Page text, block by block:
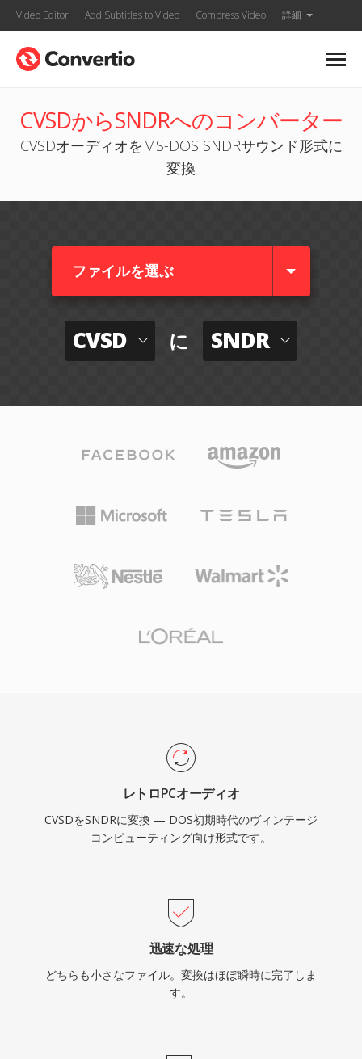
Video Editor Add Subtitles to Video Compress Video 詳細
CVSDからSNDRへのコンバーター
CVSDオーディオをMS-DOS SNDRサウンド形式に
変換
ファイルを選ぶ
CVSD に SNDR
レトロPCオーディオ
CVSDをSNDRに変換 — DOS初期時代のヴィンテージ
コンピューティング向け形式です。
迅速な処理
どちらも小さなファイル。変換はほぼ瞬時に完了しま
す。